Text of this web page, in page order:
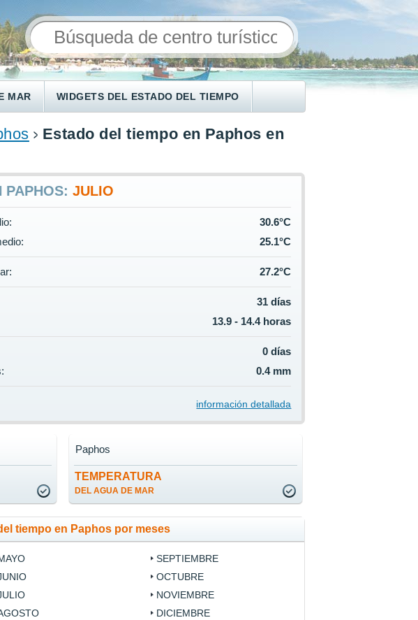
MAR WIDGETS DEL ESTADO DEL TIEMPO
Estado del tiempo en Paphos en
PAPHOS:JULIO
30.6°C
25.1°C
27.2°C
31 días
13.9 - 14.4 horas
0 días
0.4 mm
información detallada
TEMPERATURA
DEL AGUA DE MAR
Paphos
tiempo en Paphos por meses
SEPTIEMBRE
OCTUBRE
NOVIEMBRE
DICIEMBRE